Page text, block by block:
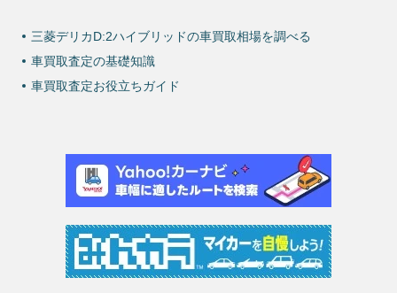
三菱デリカD:2ハイブリッドの車買取相場を調べる
車買取査定の基礎知識
車買取査定お役立ちガイド